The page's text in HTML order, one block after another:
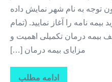
توجه به نام شهر نمایش داده
نامه را آغاز نمایید. (تمام
بیمه درمان تکمیلی اهمیت و
مزایای بیمه درمان […]
ادامه مطلب